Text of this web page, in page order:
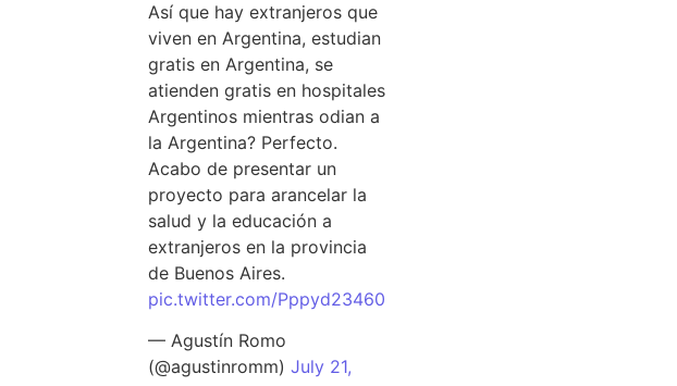
Así que hay extranjeros que
viven en Argentina, estudian
gratis en Argentina, se
atienden gratis en hospitales
Argentinos mientras odian a
la Argentina? Perfecto.
Acabo de presentar un
proyecto para arancelar la
salud y la educación a
extranjeros en la provincia
de Buenos Aires.
pic.twitter.com/Pppyd23460
— Agustín Romo
(@agustinromm)July 21,